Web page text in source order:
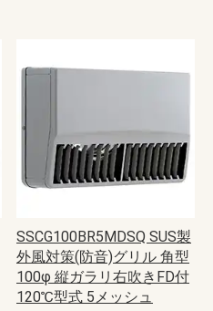
SSCG100BR5MDSQ SUS製
外風対策(防音)グリル 角型
100φ 縦ガラリ右吹きFD付
120℃型式 5メッシュ